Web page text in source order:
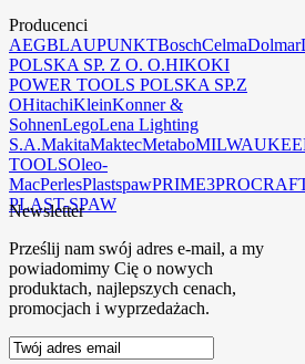
Producenci
AEGBLAUPUNKTBoschCelmaDolmar
POLSKA SP. Z O. O.HIKOKI
POWER TOOLS POLSKA SP.Z
OHitachiKleinKonner &
SohnenLegoLena Lighting
S.A.MakitaMaktecMetaboMILWAUKEE
TOOLSOleo-
MacPerlesPlastspawPRIME3
PLAST-SPAW
Newsletter
Prześlij nam swój adres e-mail, a my
powiadomimy Cię o nowych
produktach, najlepszych cenach,
promocjach i wyprzedażach.